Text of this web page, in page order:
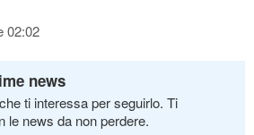
02:02
news
ti interessa per seguirlo. Ti
le news da non perdere.